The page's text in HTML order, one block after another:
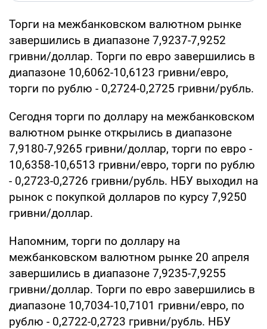
Торги на межбанковском валютном рынке
завершились в диапазоне 7,9237-7,9252
гривни/доллар. Торги по евро завершились в
диапазоне 10,6062-10,6123 гривни/евро,
торги по рублю - 0,2724-0,2725 гривни/рубль.
Сегодня торги по доллару на межбанковском
валютном рынке открылись в диапазоне
7,9180-7,9265 гривни/доллар, торги по евро -
10,6358-10,6513 гривни/евро, торги по рублю
- 0,2723-0,2726 гривни/рубль. НБУ выходил на
рынок с покупкой долларов по курсу 7,9250
гривни/доллар.
Напомним, торги по доллару на
межбанковском валютном рынке 20 апреля
завершились в диапазоне 7,9235-7,9255
гривни/доллар. Торги по евро завершились в
диапазоне 10,7034-10,7101 гривни/евро, по
рублю - 0,2722-0,2723 гривни/рубль. НБУ